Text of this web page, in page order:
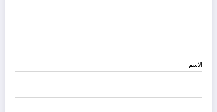
الاسم